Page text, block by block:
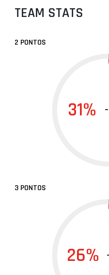
TEAM STATS
2 PONTOS
31% -
3 PONTOS
26%